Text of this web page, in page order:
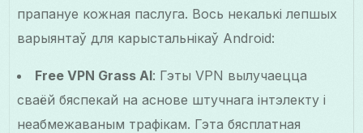
прапануе кожная паслуга. Вось некалькі лепшых
варыянтаў для карыстальнікаў Android:
Free VPN Grass AI: Гэты VPN вылучаецца
сваёй бяспекай на аснове штучнага інтэлекту і
неабмежаваным трафікам. Гэта бясплатная